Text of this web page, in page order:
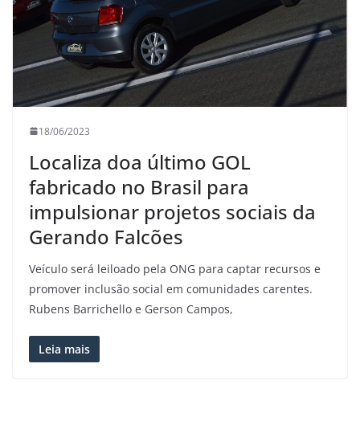
18/06/2023
Localiza doa último GOL
fabricado no Brasil para
impulsionar projetos sociais da
Gerando Falcões
Veículo será leiloado pela ONG para captar recursos e
promover inclusão social em comunidades carentes.
Rubens Barrichello e Gerson Campos,
Leia mais